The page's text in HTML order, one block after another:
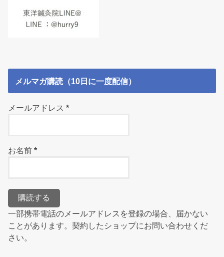
メルマガ購読（10日に一度配信）
メールアドレス*
お名前*
一部携帯電話のメールアドレスを登録の場合、届かない
ことがあります。契約したショップにお問い合わせくだ
さい。